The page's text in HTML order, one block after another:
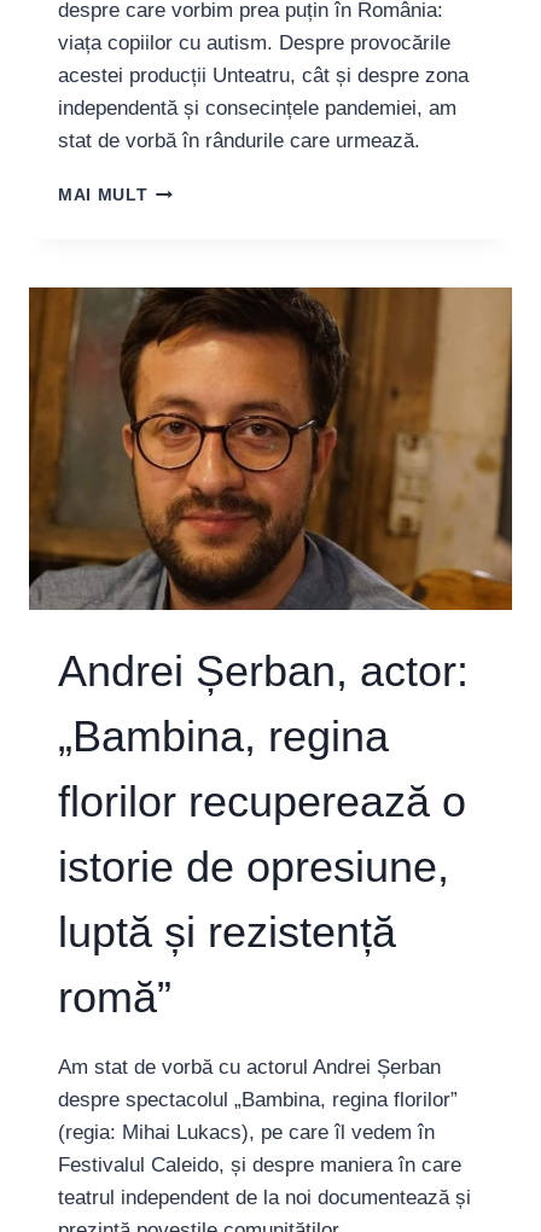
despre care vorbim prea puțin în România:
viața copiilor cu autism. Despre provocările
acestei producții Unteatru, cât și despre zona
independentă și consecințele pandemiei, am
stat de vorbă în rândurile care urmează.
MAI MULTACTRIȚA
INDEPENDENT
ESTE
PROFUND
ȘI
NEGLIJAT”
Andrei Șerban, actor:
„Bambina, regina
florilor recuperează o
istorie de opresiune,
luptă și rezistență
romă”
Am stat de vorbă cu actorul Andrei Șerban
despre spectacolul „Bambina, regina florilor”
(regia: Mihai Lukacs), pe care îl vedem în
Festivalul Caleido, și despre maniera în care
teatrul independent de la noi documentează și